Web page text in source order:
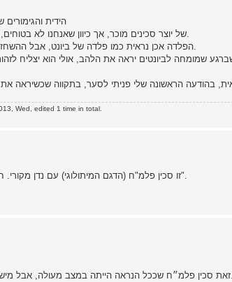
הידית
שמומחה לביונטים יראה את הלהב, אולי הוא יצליח
Wed, edited 1 time in total.
זו סכין פלמ"ח (הדגם המיתולוגי) עם נדן מקורי. חבל שהשאלה לא נשאלה לפני ה"שיפוץ".
זאת סכין פלמ״ח שככל הנראה הייתה במצב מעולה, אבל מישהו החליט לנקות אותה, לשייף ולהשחיז.